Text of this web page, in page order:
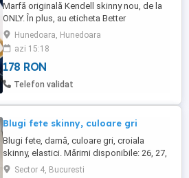
Marfă originală Kendell skinny nou, de la
ONLY. În plus, au eticheta Better
cotton.org, talie 34, pentru înălțime de la
154 - 160 cm.
Hunedoara, Hunedoara
azi 15:18
178 RON
Telefon validat
Blugi fete skinny, culoare gri
Blugi fete, damă, culoare gri, croiala
skinny, elastici. Mărimi disponibile: 26, 27,
28, 30 si 31.
Sector 4, Bucuresti